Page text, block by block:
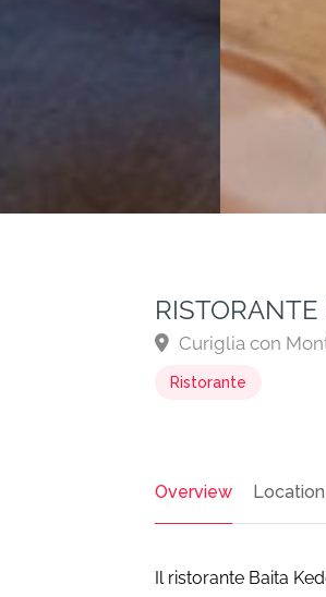
Curiglia con
Ristorante
Overview Location
Il ristorante Baita